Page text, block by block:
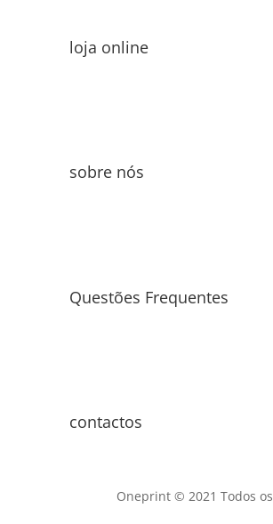
loja online
sobre nós
Questões Frequentes
contactos
Oneprint © 2021 Todos